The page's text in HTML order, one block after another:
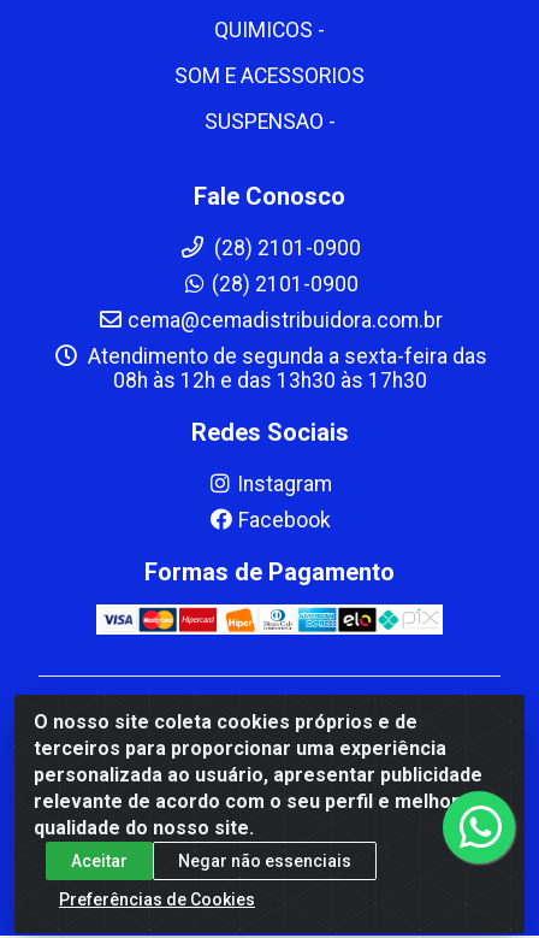
O nosso site coleta cookies próprios e de
terceiros para proporcionar uma experiência
personalizada ao usuário, apresentar publicidade
relevante de acordo com o seu perfil e melhorar a
qualidade do nosso site.
Aceitar
Negar não essenciais
Preferências de Cookies
QUIMICOS -
SOM E ACESSORIOS
SUSPENSAO -
Fale Conosco
(28) 2101-0900
(28) 2101-0900
cema@cemadistribuidora.com.br
Atendimento de segunda a sexta-feira das
08h às 12h e das 13h30 às 17h30
Redes Sociais
Instagram
Facebook
Formas de Pagamento
CBP MACEDO COMERCIO PEÇAS LTDA Matriz - av
Mauro Miranda Madureira, 1249 - Coramara , Cachoeiro
de Itapemirim/ES - CEP 29.311-310 - CNPJ
00.502.680/0001-41